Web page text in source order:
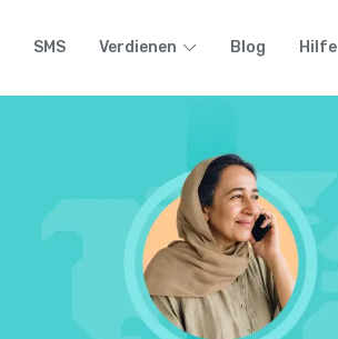
SMS Verdienen Blog Hilfe